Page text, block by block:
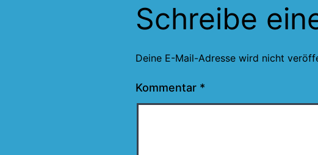
Schreibe
Deine E-Mail-Adresse wird nicht
Kommentar *